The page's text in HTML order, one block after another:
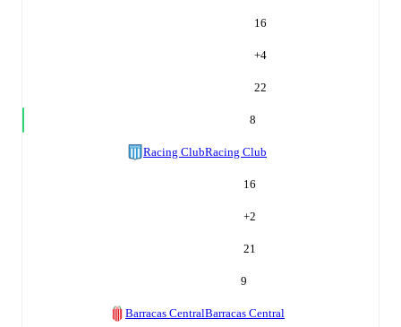
16
+4
22
8
Racing ClubRacing Club
16
+2
21
9
Barracas CentralBarracas Central